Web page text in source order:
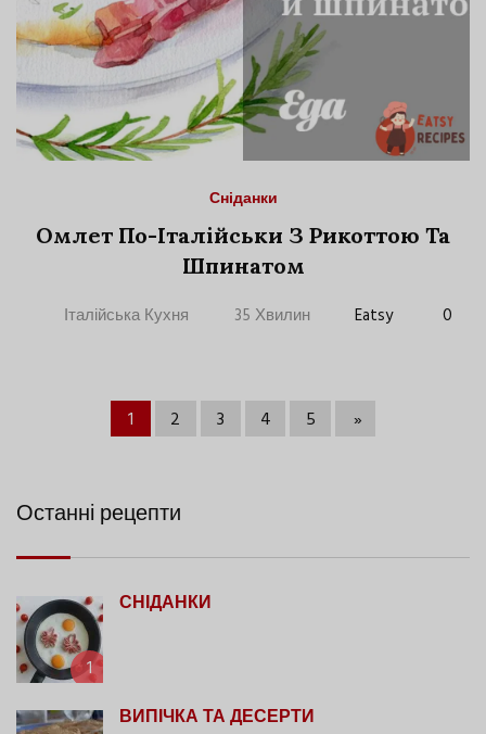
Сніданки
Омлет По-Італійськи З Рикоттою Та
Шпинатом
Італійська Кухня 35 Хвилин Eatsy 0
1 2 3 4 5 »
Останні рецепти
1
СНІДАНКИ
ВИПІЧКА ТА ДЕСЕРТИ